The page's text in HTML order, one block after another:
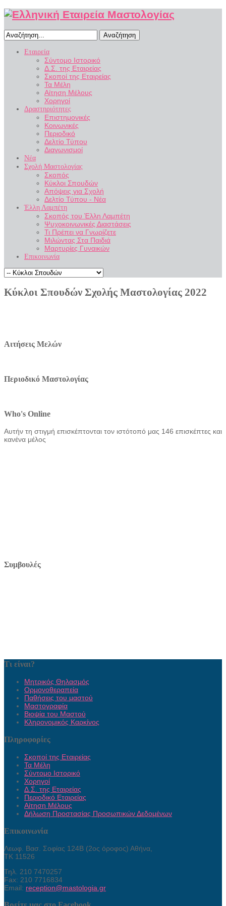
Αναζήτηση
Εταιρεία
Σύντομο Ιστορικό
Δ.Σ. της Εταιρείας
Σκοποί της Εταιρείας
Τα Μέλη
Αίτηση Μέλους
Χορηγοί
Δραστηριότητες
Επιστημονικές
Κοινωνικές
Περιοδικό
Δελτίο Τύπου
Διαγωνισμοί
Νέα
Σχολή Μαστολογίας
Σκοπός
Κύκλοι Σπουδών
Απόψεις για Σχολή
Δελτίο Τύπου - Νέα
Έλλη Λαμπέτη
Σκοπός του Έλλη Λαμπέτη
Ψυχοκοινωνικές Διαστάσεις
Τι Πρέπει να Γνωρίζετε
Μιλώντας Στα Παιδιά
Μαρτυρίες Γυναικών
Επικοινωνία
Κύκλοι Σπουδών Σχολής Μαστολογίας 2022
Αιτήσεις Μελών
Περιοδικό Μαστολογίας
Who's Online
Αυτήν τη στιγμή επισκέπτονται τον ιστότοπό μας 146 επισκέπτες και
κανένα μέλος
Συμβουλές
Τι είναι?
Μητρικός Θηλασμός
Ορμονοθεραπεία
Παθήσεις του μαστού
Μαστογραφία
Βιοψία του Μαστού
Κληρονομικός Καρκίνος
Πληροφορίες
Σκοποί της Εταιρείας
Τα Μέλη
Σύντομο Ιστορικό
Χορηγοί
Δ.Σ. της Εταιρείας
Περιοδικό Εταιρείας
Αίτηση Μέλους
Δήλωση Προστασίας Προσωπικών Δεδομένων
Επικοινωνία
Λεωφ. Βασ. Σοφίας 124Β (2ος όροφος) Αθήνα,
ΤΚ 11526
Τηλ. 210 7470257
Fax: 210 7716834
Email: reception@mastologia.gr